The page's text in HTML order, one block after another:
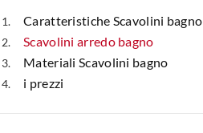
Caratteristiche Scavolini bagno
Scavolini arredo bagno
Materiali Scavolini bagno
i prezzi